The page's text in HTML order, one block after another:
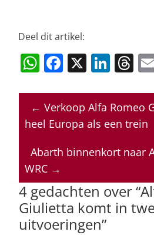
Deel dit artikel:
W
at
s
p
p
F
c
e
b
o
o
k
X Li
k
e
n
T
re
a
s
← Verkoop Alfa Romeo
heel Europa als een trein
Abarth binnenkort naar
WRC →
4 gedachten over “
Giulietta komt in
uitvoeringen”